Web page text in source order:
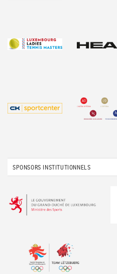
SPONSORS INSTITUTIONNELS